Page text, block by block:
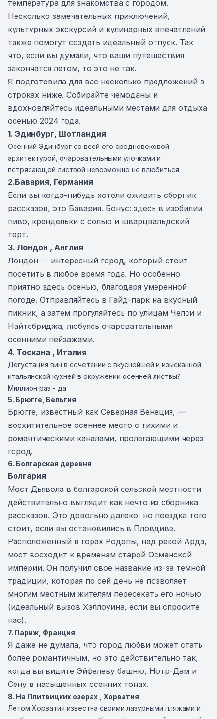
температура для знакомства с городом.
Несколько замечательных приключений,
культурных экскурсий и кулинарных впечатлений
также помогут создать идеальный отпуск. Так
что, если вы думали, что ваши путешествия
закончатся летом, то это не так.
Я подготовила для вас несколько предложений в
строках ниже. Собирайте чемоданы и
вдохновляйтесь идеальными местами для отдыха
осенью 2024 года.
1. Эдинбург, Шотландия
Осенний Эдинбург со всей его средневековой
архитектурой, очаровательными улочками и
потрясающей листвой невозможно не влюбиться.
2.Бавария, Германия
Если вы когда-нибудь хотели оживить сборник
рассказов, это Бавария. Бонус: здесь в изобилии
пиво, крендельки с солью и шварцвальдский
торт.
3. Лондон , Англия
Лондон — интересный город, который стоит
посетить в любое время года. Но особенно
приятно здесь осенью, благодаря умеренной
погоде. Отправляйтесь в Гайд-парк на вкусный
пикник, а затем прогуляйтесь по улицам Челси и
Найтсбриджа, любуясь очаровательными
осенними пейзажами.
4. Тоскана , Италия
Дегустация вин в сочетании с вкуснейшей и изысканной
итальянской кухней в окружении осенней листвы?
Миллион раз - да.
5. Брюгге, Бельгия
Брюгге, известный как Северная Венеция, —
восхитительное осеннее место с тихими и
романтическими каналами, пролегающими через
город.
6. Болгарская деревня​
Болгария
Мост Дьявола в болгарской сельской местности
действительно выглядит как нечто из сборника
рассказов. Это довольно далеко, но поездка того
стоит, если вы остановились в Пловдиве.
Расположенный в горах Родопы, над рекой Арда,
мост восходит к временам старой Османской
империи. Он получил свое название из-за темной
традиции, которая по сей день не позволяет
многим местным жителям пересекать его ночью
(идеальный вызов Хэллоуина, если вы спросите
нас).
7. Париж, Франция
Я даже не думала, что город любви может стать
более романтичным, но это действительно так,
когда вы видите Эйфелеву башню, Нотр-Дам и
Сену в насыщенных осенних тонах.
8. На Плитвицких озерах , Хорватия
Летом Хорватия известна своими лазурными пляжами и